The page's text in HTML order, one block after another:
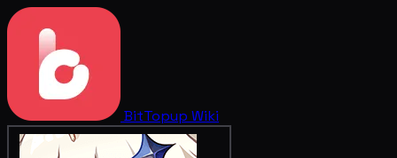
BitTopup Wiki